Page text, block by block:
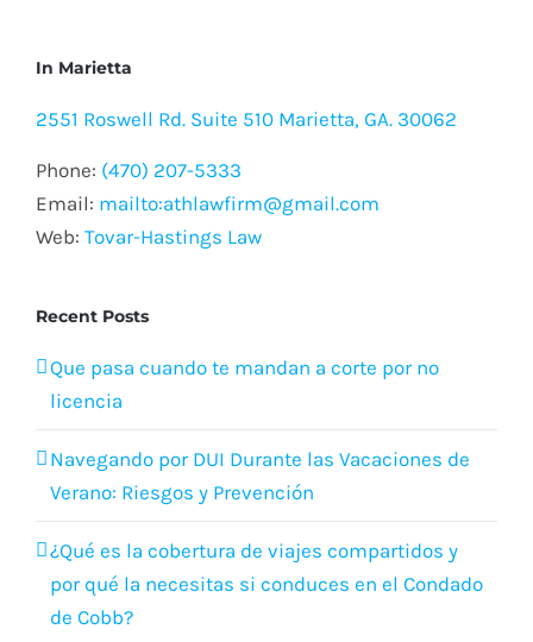
In Marietta
2551 Roswell Rd. Suite 510 Marietta, GA. 30062
Phone: (470) 207-5333
Email: mailto:athlawfirm@gmail.com
Web: Tovar-Hastings Law
Recent Posts
Que pasa cuando te mandan a corte por no
licencia
Navegando por DUI Durante las Vacaciones de
Verano: Riesgos y Prevención
¿Qué es la cobertura de viajes compartidos y
por qué la necesitas si conduces en el Condado
de Cobb?